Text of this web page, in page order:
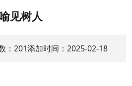
见树人
： 201添加时间：2025-02-18